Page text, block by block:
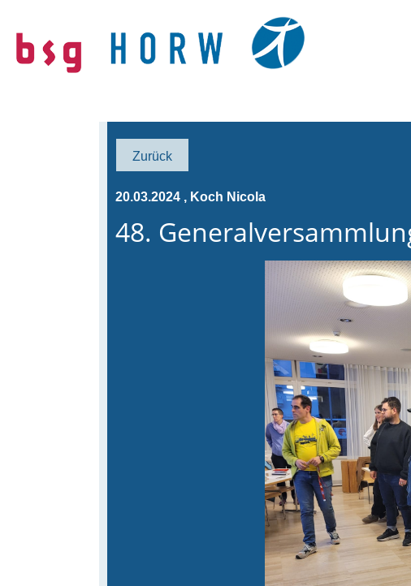
Zurück
20.03.2024 , Koch Nicola
48.